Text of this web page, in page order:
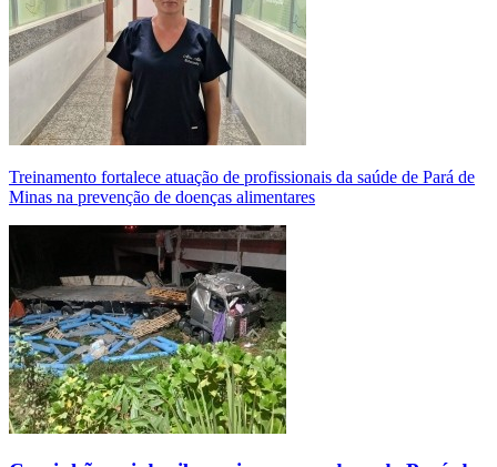
Treinamento fortalece atuação de profissionais da saúde de Pará de
Minas na prevenção de doenças alimentares